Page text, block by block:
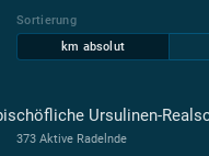
Sortierung
km absolut
373 Aktive Radelnde